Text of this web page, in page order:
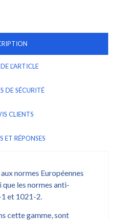
L'ARTICLE
DE SÉCURITÉ
CLIENTS
ET RÉPONSES
normes Européennes
les normes anti-
et 1021-2.
cette gamme, sont